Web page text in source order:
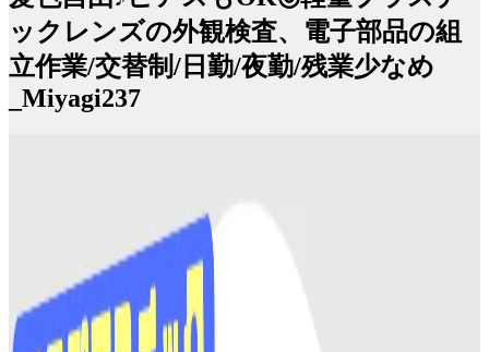
ックレンズの外観検査、電子部品の組
立作業/交替制/日勤/夜勤/残業少なめ
_Miyagi237